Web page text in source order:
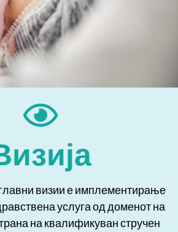
визии е имплементирање
услуга од доменот на
на квалификуван стручен